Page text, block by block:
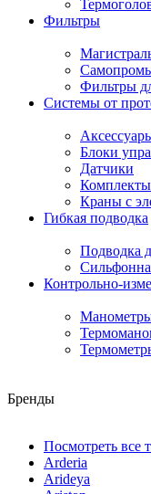
Фильтры
Фильтры
Системы от
Блоки
Датчики
Комплекты
Краны с
Гибкая подводка
Подводка
Контрольно-
Бренды
Посмотреть все
Arderia
Arideya